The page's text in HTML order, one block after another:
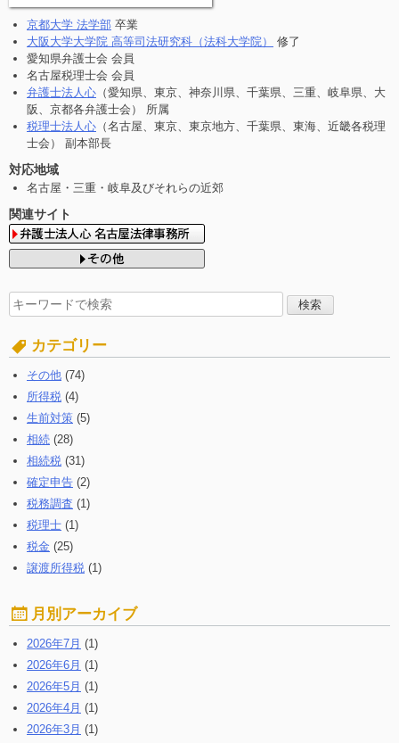
京都大学 法学部 卒業
大阪大学大学院 高等司法研究科（法科大学院）
修了
愛知県弁護士会 会員
名古屋税理士会 会員
弁護士法人心 （愛知県、東京、神奈川県、千葉県、三重、岐阜県、大
阪、京都各弁護士会） 所属
税理士法人心 （名古屋、東京、東京地方、千葉県、東海、近畿各税理
士会） 副本部長
対応地域
名古屋・三重・岐阜及びそれらの近郊
関連サイト
検
索
す
る:
カテゴリー
その他 (74)
所得税 (4)
生前対策 (5)
相続 (28)
相続税 (31)
確定申告 (2)
税務調査 (1)
税理士 (1)
税金 (25)
譲渡所得税 (1)
月別アーカイブ
2026年7月 (1)
2026年6月 (1)
2026年5月 (1)
2026年4月 (1)
2026年3月 (1)